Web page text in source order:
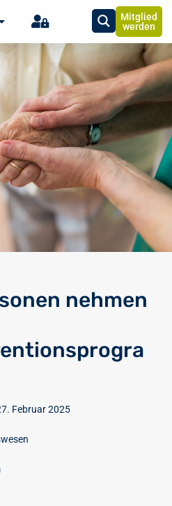
Mitglied
werden
nehmen
Februar 2025